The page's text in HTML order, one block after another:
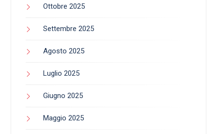
Ottobre 2025
Settembre 2025
Agosto 2025
Luglio 2025
Giugno 2025
Maggio 2025